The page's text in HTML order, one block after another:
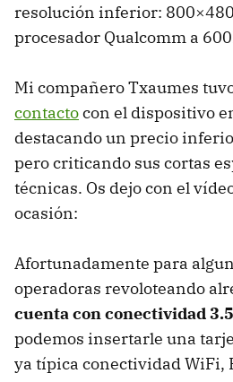
resolución inferior:
procesador Qualcomm a
Mi compañero Txaumes
contactocon el dispositivo
destacando un precio
pero criticando sus cortas
técnicas. Os dejo con el
ocasión:
Afortunadamente para
operadoras revoloteando
cuenta con conectividad
podemos insertarle una
ya típica conectividad WiFi,